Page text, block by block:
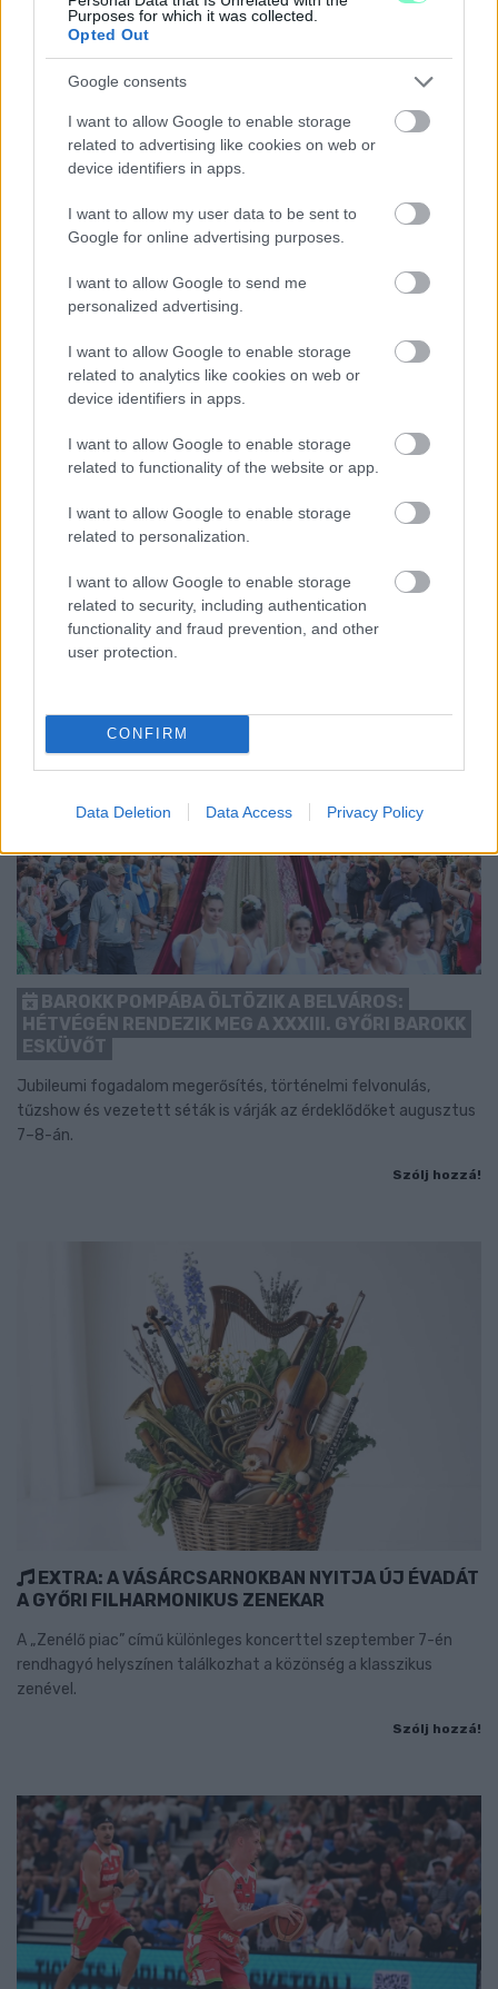
Purposes for which it was collected.
Opted Out
Google consents
I want to allow Google to enable storage
related to advertising like cookies on web or
device identifiers in apps.
I want to allow my user data to be sent to
Google for online advertising purposes.
I want to allow Google to send me
personalized advertising.
I want to allow Google to enable storage
related to analytics like cookies on web or
device identifiers in apps.
I want to allow Google to enable storage
related to functionality of the website or app.
I want to allow Google to enable storage
related to personalization.
I want to allow Google to enable storage
related to security, including authentication
functionality and fraud prevention, and other
user protection.
CONFIRM
Data Deletion Data Access Privacy Policy
A GYŐRI AUDI ETO KC PÉNTEKI FELKÉSZÜLÉSI
MÉRKŐZÉSE
Az energiaellátás tehermentesítése érdekében másfél órával
előrébb hozták a Brest Bretagne Handball elleni találkozó
1 hozzászólás
BAROKK POMPÁBA ÖLTÖZIK A BELVÁROS:
HÉTVÉGÉN RENDEZIK MEG A XXXIII. GYŐRI BAROKK
ESKÜVŐT
Jubileumi fogadalom megerősítés, történelmi felvonulás,
tűzshow és vezetett séták is várják az érdeklődőket augusztus
7–8-án.
Szólj hozzá!
EXTRA: A VÁSÁRCSARNOKBAN NYITJA ÚJ ÉVADÁT
A GYŐRI FILHARMONIKUS ZENEKAR
A „Zenélő piac” című különleges koncerttel szeptember 7-én
rendhagyó helyszínen találkozhat a közönség a klasszikus
zenével.
Szólj hozzá!